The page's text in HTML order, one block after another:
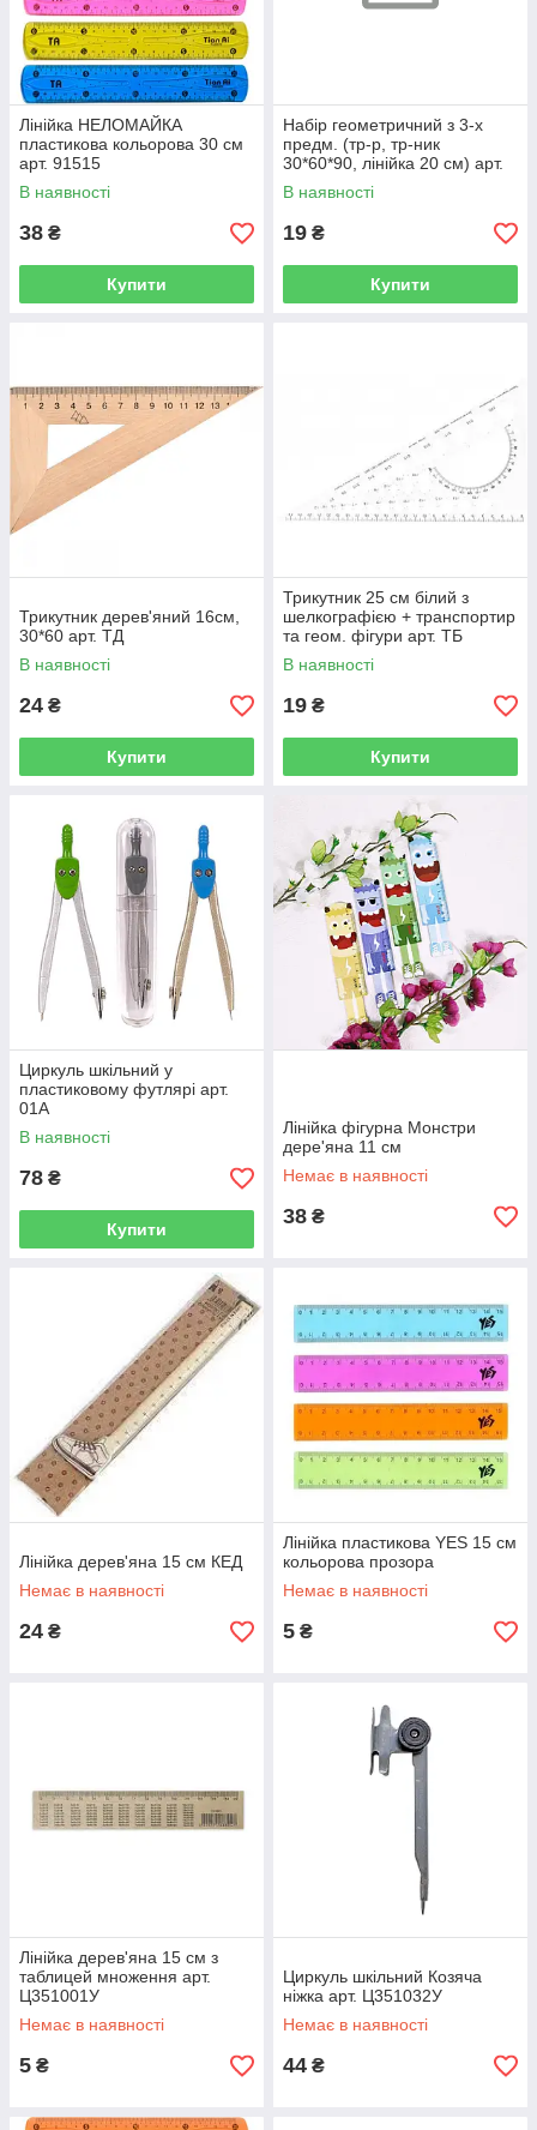
Лінійка НЕЛОМАЙКА
пластикова кольорова 30 см
арт. 91515
В наявності
38 ₴
Купити
Набір геометричний з 3-х
предм. (тр-р, тр-ник
30*60*90, лінійка 20 см) арт.
НТ
В наявності
19 ₴
Купити
Трикутник дерев'яний 16см,
30*60 арт. ТД
В наявності
24 ₴
Купити
Трикутник 25 см білий з
шелкографією + транспортир
та геом. фігури арт. ТБ
В наявності
19 ₴
Купити
Циркуль шкільний у
пластиковому футлярі арт.
01A
В наявності
78 ₴
Купити
Лінійка фігурна Монстри
дере'яна 11 см
Немає в наявності
38 ₴
Лінійка дерев'яна 15 см КЕД
Немає в наявності
24 ₴
Лінійка пластикова YES 15 см
кольорова прозора
Немає в наявності
5 ₴
Лінійка дерев'яна 15 см з
таблицей множення арт.
Ц351001У
Немає в наявності
5 ₴
Циркуль шкільний Козяча
ніжка арт. Ц351032У
Немає в наявності
44 ₴